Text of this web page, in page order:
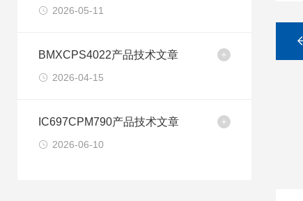
2026-05-11
BMXCPS4022产品技术文章
2026-04-15
IC697CPM790产品技术文章
2026-06-10